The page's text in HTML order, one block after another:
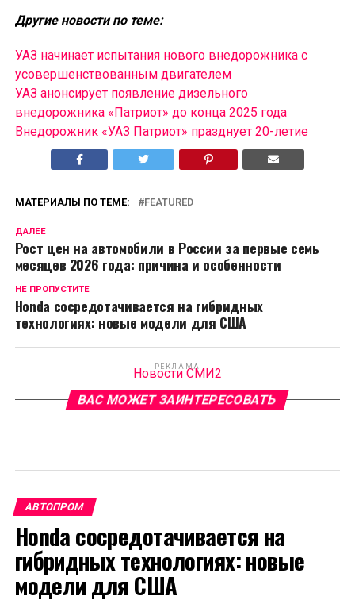
Другие новости по теме:
УАЗ начинает испытания нового внедорожника с
усовершенствованным двигателем
УАЗ анонсирует появление дизельного
внедорожника «Патриот» до конца 2025 года
Внедорожник «УАЗ Патриот» празднует 20-летие
МАТЕРИАЛЫ ПО ТЕМЕ: FEATURED
ДАЛЕЕ
Рост цен на автомобили в России за первые семь
месяцев 2026 года: причина и особенности
НЕ ПРОПУСТИТЕ
Honda сосредотачивается на гибридных
технологиях: новые модели для США
РЕКЛАМА
Новости СМИ2
ВАС МОЖЕТ ЗАИНТЕРЕСОВАТЬ
АВТОПРОМ
Honda сосредотачивается на
гибридных технологиях: новые
модели для США